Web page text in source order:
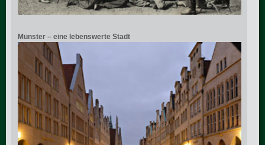
Münster – eine lebenswerte Stadt